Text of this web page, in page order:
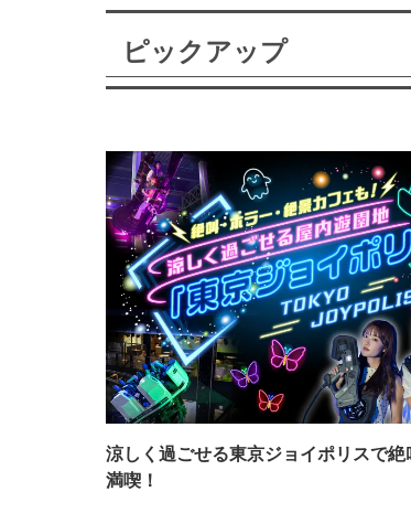
ピックアップ
涼しく過ごせる東京ジョイポリスで
満喫！